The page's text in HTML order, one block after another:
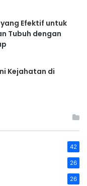
Efektif untuk
Tubuh dengan
Kejahatan di
42
26
26